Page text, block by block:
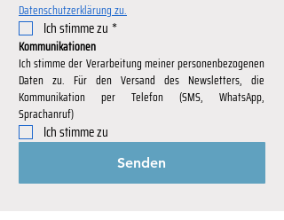
Datenschutzerklärung zu.
Ich stimme zu *
Kommunikationen
Ich stimme der Verarbeitung meiner personenbezogenen
Daten zu. Für den Versand des Newsletters, die
Kommunikation per Telefon (SMS, WhatsApp,
Sprachanruf)
Ich stimme zu
Senden